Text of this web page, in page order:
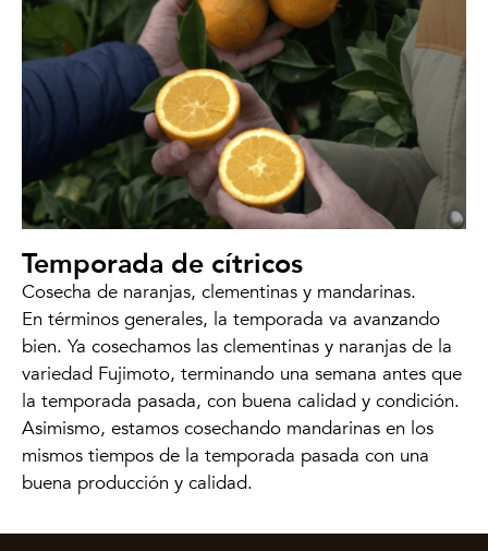
Temporada de cítricos
Cosecha de naranjas, clementinas y mandarinas.
En términos generales, la temporada va avanzando
bien. Ya cosechamos las clementinas y naranjas de la
variedad Fujimoto, terminando una semana antes que
la temporada pasada, con buena calidad y condición.
Asimismo, estamos cosechando mandarinas en los
mismos tiempos de la temporada pasada con una
buena producción y calidad.